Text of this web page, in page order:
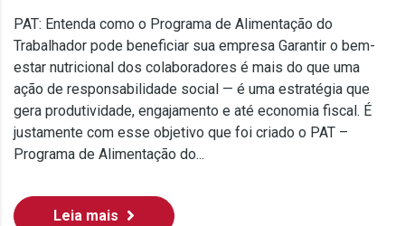
PAT: Entenda como o Programa de Alimentação do
Trabalhador pode beneficiar sua empresa Garantir o bem-
estar nutricional dos colaboradores é mais do que uma
ação de responsabilidade social — é uma estratégia que
gera produtividade, engajamento e até economia fiscal. É
justamente com esse objetivo que foi criado o PAT –
Programa de Alimentação do...
Leia mais